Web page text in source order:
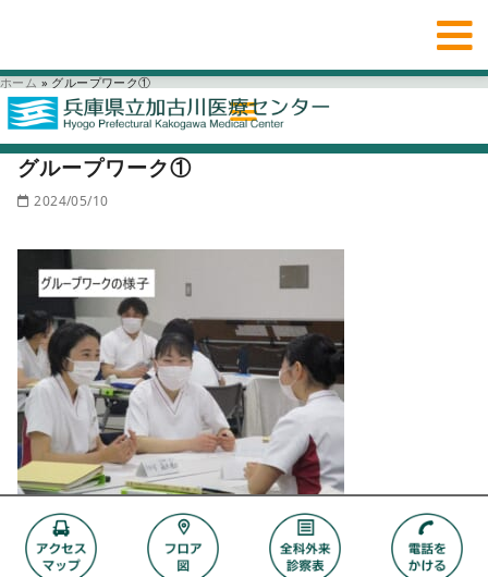
ホーム » グループワーク①
グループワーク①
2024/05/10